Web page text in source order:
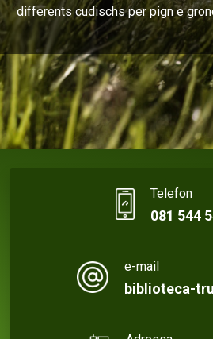
differents cudischs per pign e
Telefon
081 544
e-mail
biblioteca-